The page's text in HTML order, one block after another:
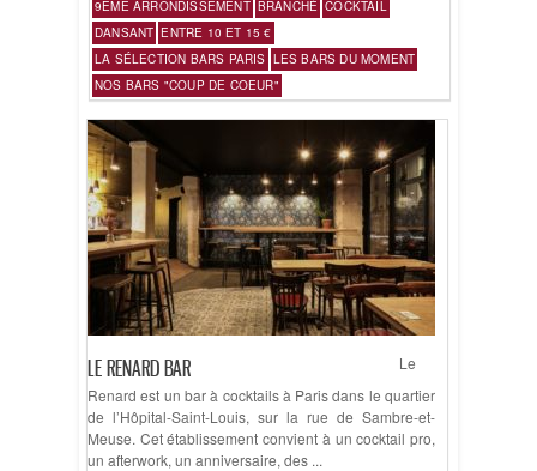
9ÈME ARRONDISSEMENT BRANCHÉ COCKTAIL
DANSANT ENTRE 10 ET 15 €
LA SÉLECTION BARS PARIS LES BARS DU MOMENT
NOS BARS "COUP DE COEUR"
LE RENARD BAR
Le
Renard est un bar à cocktails à Paris dans le quartier
de l’Hôpital-Saint-Louis, sur la rue de Sambre-et-
Meuse. Cet établissement convient à un cocktail pro,
un afterwork, un anniversaire, des ...